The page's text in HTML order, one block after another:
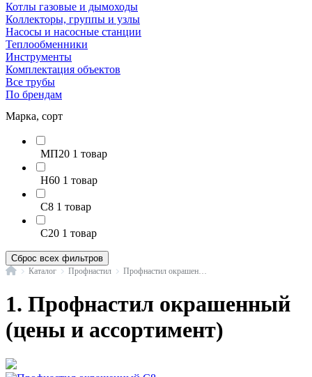
Котлы газовые и дымоходы
Коллекторы, группы и узлы
Насосы и насосные станции
Теплообменники
Инструменты
Комплектация объектов
Все трубы
По брендам
Марка, сорт
МП20 1 товар
Н60 1 товар
С8 1 товар
С20 1 товар
Сброс всех фильтров
ГлавнаяКаталог Профнастил
1. Профнастил окрашенный
(цены и ассортимент)